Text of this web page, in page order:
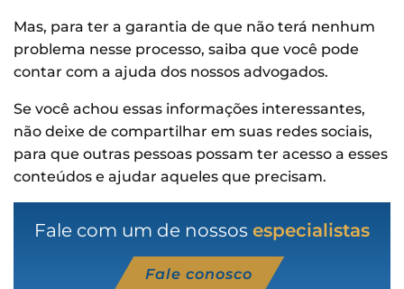
Mas, para ter a garantia de que não terá nenhum
problema nesse processo, saiba que você pode
contar com a ajuda dos nossos advogados.
Se você achou essas informações interessantes,
não deixe de compartilhar em suas redes sociais,
para que outras pessoas possam ter acesso a esses
conteúdos e ajudar aqueles que precisam.
Fale com um de nossos especialistas
Fale conosco